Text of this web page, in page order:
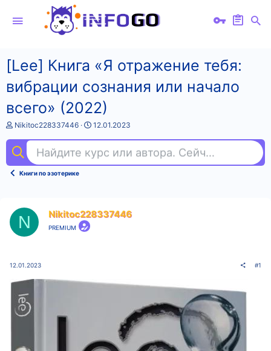
[Lee] Книга «Я отражение тебя:
вибрации сознания или начало
всего» (2022)
А
т
о
т
Nikitoc228337446
Д
а
н
а
12.01.2023
Найдите курс или автора. Сейчас ищут
Книги по эзотерике
N Nikitoc228337446
PREMIUM
12.01.2023 #1